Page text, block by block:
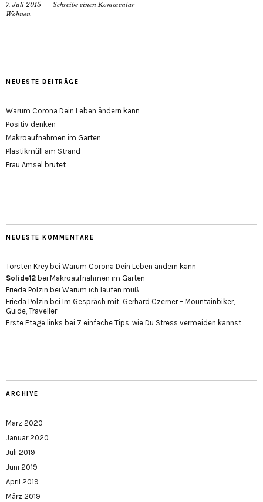
7. Juli 2015
Schreibe einen Kommentar
Wohnen
NEUESTE BEITRÄGE
Warum Corona Dein Leben ändern kann
Positiv denken
Makroaufnahmen im Garten
Plastikmüll am Strand
Frau Amsel brütet
NEUESTE KOMMENTARE
Torsten Krey bei Warum Corona Dein Leben ändern kann
Solide12 bei Makroaufnahmen im Garten
Frieda Polzin bei Warum ich laufen muß
Frieda Polzin bei Im Gespräch mit: Gerhard Czerner – Mountainbiker,
Guide, Traveller
Erste Etage links bei 7 einfache Tips, wie Du Stress vermeiden kannst
ARCHIVE
März 2020
Januar 2020
Juli 2019
Juni 2019
April 2019
März 2019